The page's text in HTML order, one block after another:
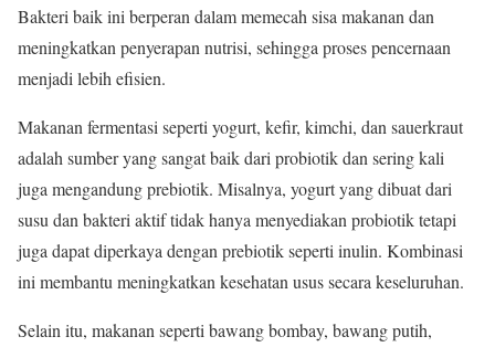
Bakteri baik ini berperan dalam memecah sisa makanan dan
meningkatkan penyerapan nutrisi, sehingga proses pencernaan
menjadi lebih efisien.
Makanan fermentasi seperti yogurt, kefir, kimchi, dan sauerkraut
adalah sumber yang sangat baik dari probiotik dan sering kali
juga mengandung prebiotik. Misalnya, yogurt yang dibuat dari
susu dan bakteri aktif tidak hanya menyediakan probiotik tetapi
juga dapat diperkaya dengan prebiotik seperti inulin. Kombinasi
ini membantu meningkatkan kesehatan usus secara keseluruhan.
Selain itu, makanan seperti bawang bombay, bawang putih,